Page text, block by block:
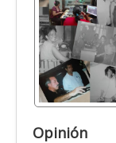
Opinión